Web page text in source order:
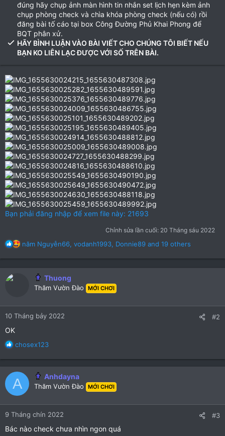
đúng hãy chụp ảnh màn hình tin nhắn set lịch hẹn kèm ảnh
chụp phòng check và chìa khóa phòng check (nếu có) rồi
đăng bài tố cáo tại box Công Đường Phủ Khai Phong để
BQT phân xử.
HÃY BÌNH LUẬN VÀO BÀI VIẾT CHO CHÚNG TÔI BIẾT NẾU
BẠN KO LIÊN LẠC ĐƯỢC VỚI SỐ TRÊN BÀI.
Bạn phải đăng nhập để xem file này: 21693
Chỉnh sửa lần cuối: 20 Tháng sáu 2022
R
c
n
s
năm Nguyễn66, vodanh1993, Donnie89 and 19 others
Thuong
Thăm Vườn Đào MỚI CHƠI
10 Tháng bảy 2022 #2
OK
R
c
t
i
o
n
s
chosex123
A Anhdayna
Thăm Vườn Đào MỚI CHƠI
9 Tháng chín 2022 #3
Bác nào check chưa nhìn ngon quá